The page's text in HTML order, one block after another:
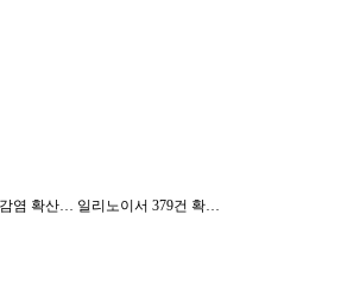
염 확산… 일리노이서 379건 확…